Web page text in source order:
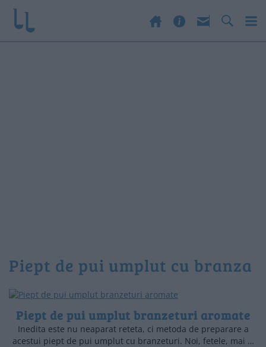
piept de pui umplut cu branza
Piept de pui umplut branzeturi aromate
Inedita este nu neaparat reteta, ci metoda de preparare a
acestui piept de pui umplut cu branzeturi. Noi, fetele, mai …